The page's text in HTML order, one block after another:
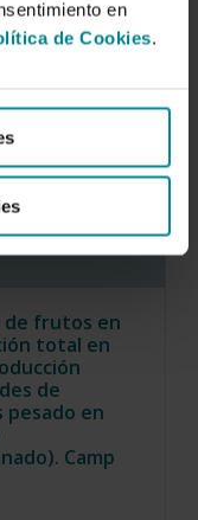
en
de Cookies.
de frutos en
total en
de
pesado en
Camp